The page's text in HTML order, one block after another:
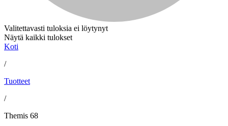
Valitettavasti tuloksia ei löytynyt
Näytä kaikki tulokset
Koti
/
Tuotteet
/
Themis 68